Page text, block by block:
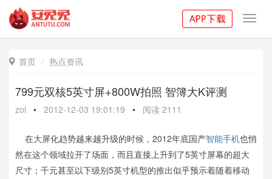
 首页 热点资讯
799元双核5英寸屏+800W拍照 智簿大K评测
zol • 2012-12-03 19:01:19 • 阅读 2111
在大屏化趋势越来越升级的时候，2012年底国产智能手机也悄
然在这个领域拉开了场面，而且直接上升到了5英寸屏幕的超大
尺寸；千元甚至以下级别5英寸机型的推出似乎预示着随着移动